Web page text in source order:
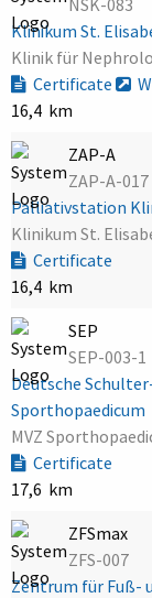
Klinikum St.
Klinik für
Certificate
16,4 km
ZAP-A
ZAP-A-017
Palliativstation
Klinikum St.
Certificate
16,4 km
SEP
SEP-003-1
Deutsche
Sporthopaedicum
MVZ
Certificate
17,6 km
ZFSmax
ZFS-007
Zentrum für Fuß-